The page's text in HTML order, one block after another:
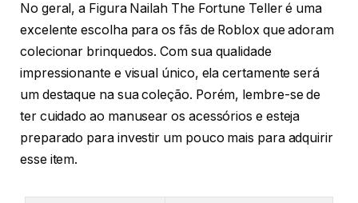
No geral, a Figura Nailah The Fortune Teller é uma
excelente escolha para os fãs de Roblox que adoram
colecionar brinquedos. Com sua qualidade
impressionante e visual único, ela certamente será
um destaque na sua coleção. Porém, lembre-se de
ter cuidado ao manusear os acessórios e esteja
preparado para investir um pouco mais para adquirir
esse item.